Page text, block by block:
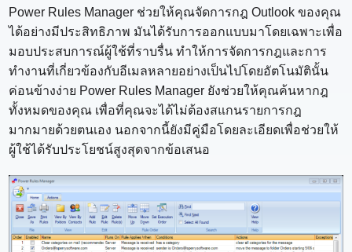
Power Rules Manager ช่วยให้คุณจัดการกฎ Outlook ของคุณ
ได้อย่างมีประสิทธิภาพ มันได้รับการออกแบบมาโดยเฉพาะเพื่อ
มอบประสบการณ์ผู้ใช้ที่ราบรื่น ทำให้การจัดการกฎและการ
ทำงานที่เกี่ยวข้องกับอีเมลหลายอย่างเป็นไปโดยอัตโนมัตินั้น
ค่อนข้างง่าย Power Rules Manager ยังช่วยให้คุณค้นหากฎ
ทั้งหมดของคุณ เพื่อที่คุณจะได้ไม่ต้องสแกนรายการกฎ
มากมายด้วยตนเอง นอกจากนี้ยังมีคู่มือโดยละเอียดเพื่อช่วยให้
ผู้ใช้ได้รับประโยชน์สูงสุดจากข้อเสนอ